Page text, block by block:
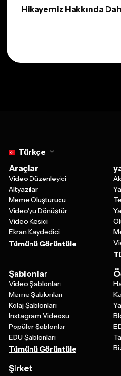
Hikayemiz Hakkında
Türkçe
Araçlar
Video Düzenleyici
Altyazılar
Meme Oluşturucu
Video'yu Dönüştür
Video Kesici
Ekran Kaydedici
Tümünü Görüntüle
Şablonlar
Video Şablonları
Meme Şablonları
Kolaj Şablonları
Instagram Videosu
Popüler Şablonlar
EDU Şablonları
Tümünü Görüntüle
Şirket